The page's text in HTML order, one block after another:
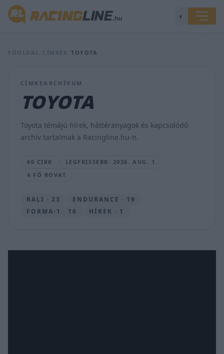
◐
FŐOLDAL CÍMKÉK /TOYOTA
CÍMKEARCHÍVUM
TOYOTA
Toyota témájú hírek, háttéranyagok és kapcsolódó
archív tartalmak a Racingline.hu-n.
60 CIKK
LEGFRISSEBB: 2026. AUG. 1.
4 FŐ ROVAT
RALI · 23
ENDURANCE · 19
FORMA-1 · 16
HÍREK · 1
Ez
a
távoli
micsoda
az
egyik
jövő
F1-
es
BOGNÁR